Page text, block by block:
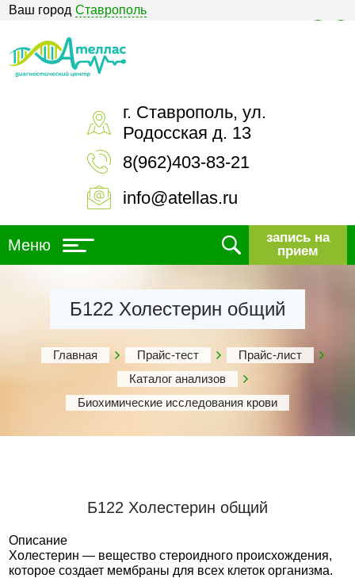
Ваш город Ставрополь
г. Ставрополь, ул.
Родосская д. 13
8(962)403-83-21
info@atellas.ru
Меню
запись на
прием
Б122 Холестерин общий
Главная Прайс-тест
Прайс-лист
Каталог анализов
Биохимические исследования крови
Б122 Холестерин общий
Описание
Холестерин — вещество стероидного происхождения,
которое создает мембраны для всех клеток организма.